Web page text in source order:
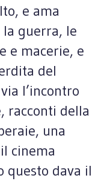
e ama
guerra, le
e macerie, e
del
l’incontro
racconti della
una
cinema
questo dava il